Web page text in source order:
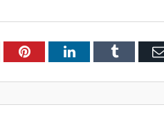
PinterestLinkedInTumblr